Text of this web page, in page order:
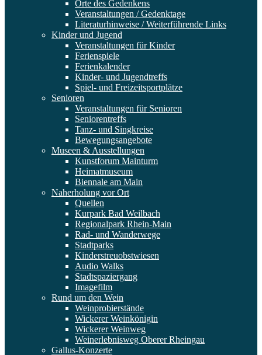
Orte des Gedenkens
Veranstaltungen / Gedenktage
Literaturhinweise / Weiterführende Links
Kinder und Jugend
Veranstaltungen für Kinder
Ferienspiele
Ferienkalender
Kinder- und Jugendtreffs
Spiel- und Freizeitsportplätze
Senioren
Veranstaltungen für Senioren
Seniorentreffs
Tanz- und Singkreise
Bewegungsangebote
Museen & Ausstellungen
Kunstforum Mainturm
Heimatmuseum
Biennale am Main
Naherholung vor Ort
Quellen
Kurpark Bad Weilbach
Regionalpark Rhein-Main
Rad- und Wanderwege
Stadtparks
Kinderstreuobstwiesen
Audio Walks
Stadtspaziergang
Imagefilm
Rund um den Wein
Weinprobierstände
Wickerer Weinkönigin
Wickerer Weinweg
Weinerlebnisweg Oberer Rheingau
Gallus-Konzerte